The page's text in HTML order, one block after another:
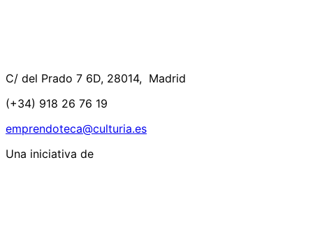
C/ del Prado 7 6D, 28014, Madrid
(+34) 918 26 76 19
emprendoteca@culturia.es
Una iniciativa de